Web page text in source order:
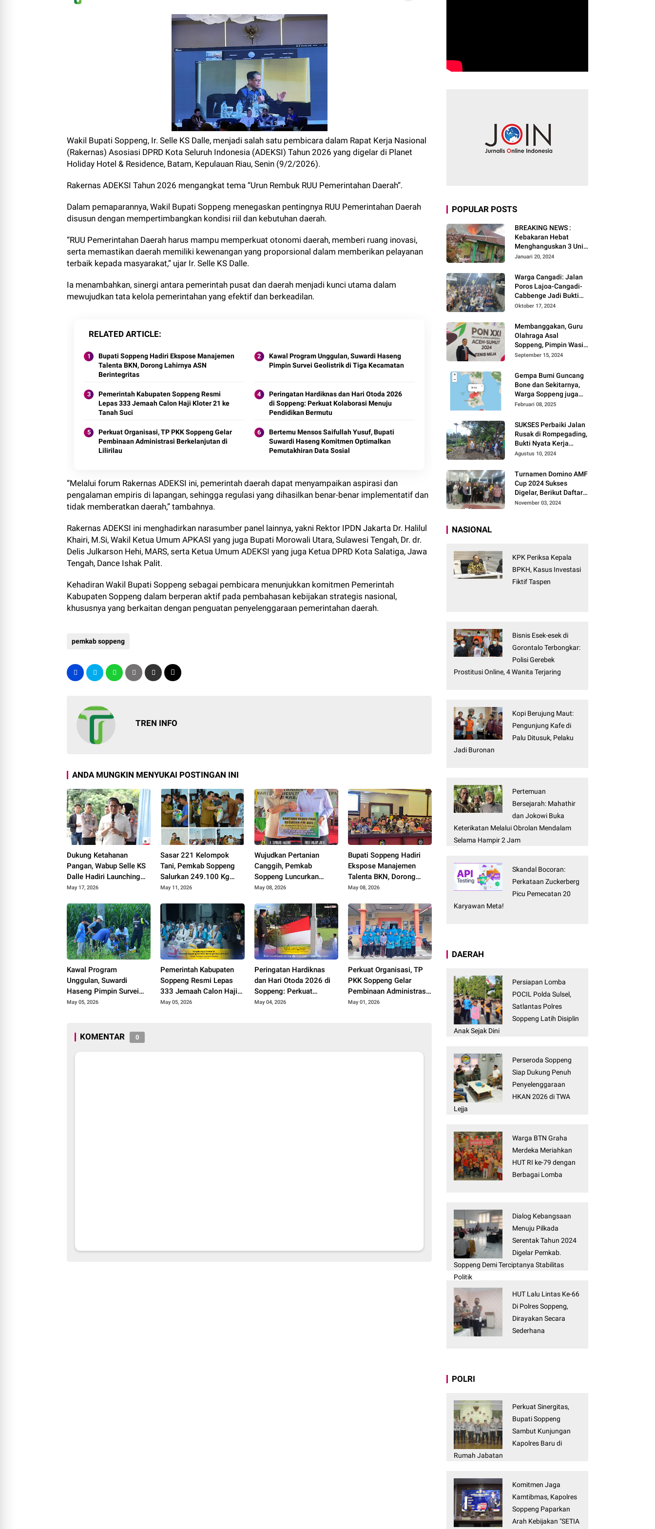
Wakil Bupati Soppeng, Ir. Selle KS Dalle, menjadi salah satu pembicara dalam Rapat Kerja Nasional
(Rakernas) Asosiasi DPRD Kota Seluruh Indonesia (ADEKSI) Tahun 2026 yang digelar di Planet
Holiday Hotel & Residence, Batam, Kepulauan Riau, Senin (9/2/2026).
Rakernas ADEKSI Tahun 2026 mengangkat tema “Urun Rembuk RUU Pemerintahan Daerah”.
Dalam pemaparannya, Wakil Bupati Soppeng menegaskan pentingnya RUU Pemerintahan Daerah
disusun dengan mempertimbangkan kondisi riil dan kebutuhan daerah.
“RUU Pemerintahan Daerah harus mampu memperkuat otonomi daerah, memberi ruang inovasi,
serta memastikan daerah memiliki kewenangan yang proporsional dalam memberikan pelayanan
terbaik kepada masyarakat,” ujar Ir. Selle KS Dalle.
Ia menambahkan, sinergi antara pemerintah pusat dan daerah menjadi kunci utama dalam
mewujudkan tata kelola pemerintahan yang efektif dan berkeadilan.
RELATED ARTICLE
Bupati Soppeng Hadiri Ekspose Manajemen
Talenta BKN, Dorong Lahirnya ASN
Berintegritas
Kawal Program Unggulan, Suwardi Haseng
Pimpin Survei Geolistrik di Tiga Kecamatan
Pemerintah Kabupaten Soppeng Resmi
Lepas 333 Jemaah Calon Haji Kloter 21 ke
Tanah Suci
Peringatan Hardiknas dan Hari Otoda 2026
di Soppeng: Perkuat Kolaborasi Menuju
Pendidikan Bermutu
Perkuat Organisasi, TP PKK Soppeng Gelar
Pembinaan Administrasi Berkelanjutan di
Lilirilau
Bertemu Mensos Saifullah Yusuf, Bupati
Suwardi Haseng Komitmen Optimalkan
Pemutakhiran Data Sosial
“Melalui forum Rakernas ADEKSI ini, pemerintah daerah dapat menyampaikan aspirasi dan
pengalaman empiris di lapangan, sehingga regulasi yang dihasilkan benar-benar implementatif dan
tidak memberatkan daerah,” tambahnya.
Rakernas ADEKSI ini menghadirkan narasumber panel lainnya, yakni Rektor IPDN Jakarta Dr. Halilul
Khairi, M.Si, Wakil Ketua Umum APKASI yang juga Bupati Morowali Utara, Sulawesi Tengah, Dr. dr.
Delis Julkarson Hehi, MARS, serta Ketua Umum ADEKSI yang juga Ketua DPRD Kota Salatiga, Jawa
Tengah, Dance Ishak Palit.
Kehadiran Wakil Bupati Soppeng sebagai pembicara menunjukkan komitmen Pemerintah
Kabupaten Soppeng dalam berperan aktif pada pembahasan kebijakan strategis nasional,
khususnya yang berkaitan dengan penguatan penyelenggaraan pemerintahan daerah.
pemkab soppeng
TREN INFO
ANDA MUNGKIN MENYUKAI POSTINGAN INI
Dukung Ketahanan
Pangan, Wabup Selle KS
Dalle Hadiri Launching
SPPG Polri di Lalabata
May 17, 2026
Sasar 221 Kelompok
Tani, Pemkab Soppeng
Salurkan 249.100 Kg
Benih Padi dan Jagung
May 11, 2026
Wujudkan Pertanian
Canggih, Pemkab
Soppeng Luncurkan
Program Advanced
May 08, 2026
Bupati Soppeng Hadiri
Ekspose Manajemen
Talenta BKN, Dorong
Lahirnya ASN
May 08, 2026
Kawal Program
Unggulan, Suwardi
Haseng Pimpin Survei
Geolistrik di Tiga
May 05, 2026
Pemerintah Kabupaten
Soppeng Resmi Lepas
333 Jemaah Calon Haji
Kloter 21 ke Tanah Suci
May 05, 2026
Peringatan Hardiknas
dan Hari Otoda 2026 di
Soppeng: Perkuat
Kolaborasi Menuju
May 04, 2026
Perkuat Organisasi, TP
PKK Soppeng Gelar
Pembinaan Administrasi
Berkelanjutan di Lilirilau
May 01, 2026
KOMENTAR 0
POPULAR POSTS
BREAKING NEWS :
Kebakaran Hebat
Menghanguskan 3 Unit
Rumah Di Jalan
Watansoppeng
Januari 20, 2024
Warga Cangadi: Jalan
Poros Lajoa-Cangadi-
Cabbenge Jadi Bukti
Kinerja SUKSES
Oktober 17, 2024
Membanggakan, Guru
Olahraga Asal
Soppeng, Pimpin Wasit
Tenis Meja PON XXI
September 15, 2024
Gempa Bumi Guncang
Bone dan Sekitarnya,
Warga Soppeng juga
Merasakan
Februari 08, 2025
SUKSES Perbaiki Jalan
Rusak di Rompegading,
Bukti Nyata Kerja
Tanpa Tunggu
Agustus 10, 2024
Turnamen Domino AMF
Cup 2024 Sukses
Digelar, Berikut Daftar
Pemenangnya
November 03, 2024
NASIONAL
KPK Periksa Kepala
BPKH, Kasus Investasi
Fiktif Taspen
Bisnis Esek-esek di
Gorontalo Terbongkar:
Polisi Gerebek
Prostitusi Online, 4 Wanita Terjaring
Kopi Berujung Maut:
Pengunjung Kafe di
Palu Ditusuk, Pelaku
Jadi Buronan
Pertemuan
Bersejarah: Mahathir
dan Jokowi Buka
Keterikatan Melalui Obrolan Mendalam
Selama Hampir 2 Jam
Skandal Bocoran:
Perkataan Zuckerberg
Picu Pemecatan 20
Karyawan Meta!
DAERAH
Persiapan Lomba
POCIL Polda Sulsel,
Satlantas Polres
Soppeng Latih Disiplin
Anak Sejak Dini
Perseroda Soppeng
Siap Dukung Penuh
Penyelenggaraan
HKAN 2026 di TWA
Lejja
Warga BTN Graha
Merdeka Meriahkan
HUT RI ke-79 dengan
Berbagai Lomba
Dialog Kebangsaan
Menuju Pilkada
Serentak Tahun 2024
Digelar Pemkab.
Soppeng Demi Terciptanya Stabilitas
Politik
HUT Lalu Lintas Ke-66
Di Polres Soppeng,
Dirayakan Secara
Sederhana
POLRI
Perkuat Sinergitas,
Bupati Soppeng
Sambut Kunjungan
Kapolres Baru di
Rumah Jabatan
Komitmen Jaga
Kamtibmas, Kapolres
Soppeng Paparkan
Arah Kebijakan "SETIA